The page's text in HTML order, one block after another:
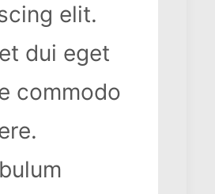
elit.
dui eget
commodo